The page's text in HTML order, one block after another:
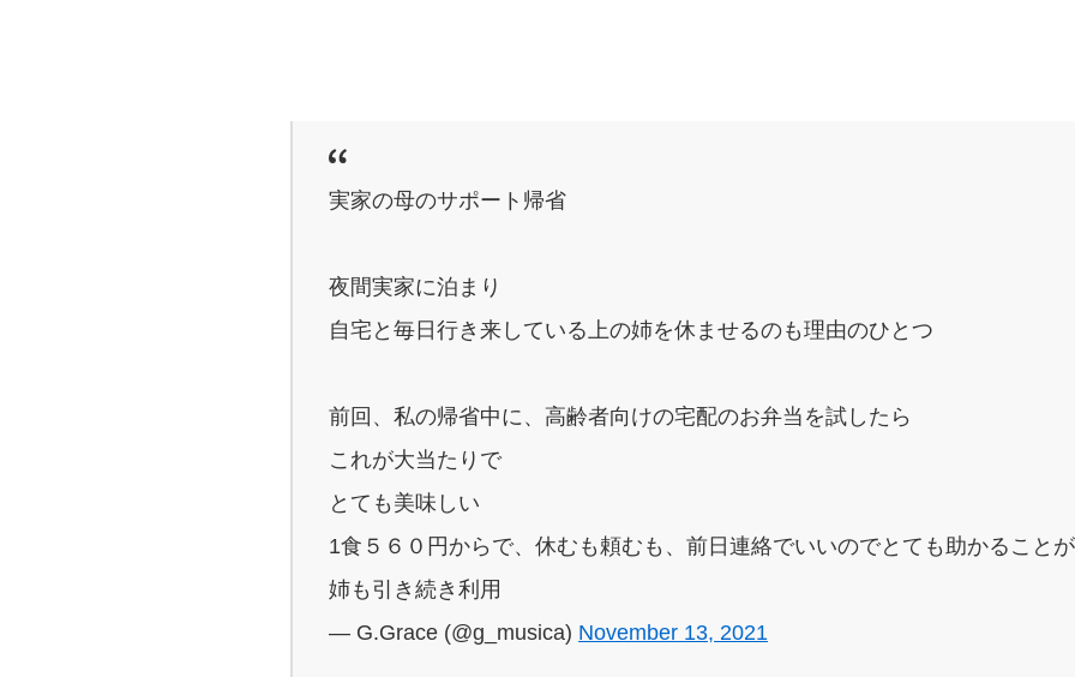
実家の母のサポート帰省
夜間実家に泊まり
自宅と毎日行き来している上の姉を休ませるのも理由のひとつ
前回、私の帰省中に、高齢者向けの宅配のお弁当を試したら
これが大当たりで
とても美味しい
1食５６０円からで、休むも頼むも、前日連絡でいいのでとても助かること
姉も引き続き利用
— G.Grace (@g_musica) November 13, 2021